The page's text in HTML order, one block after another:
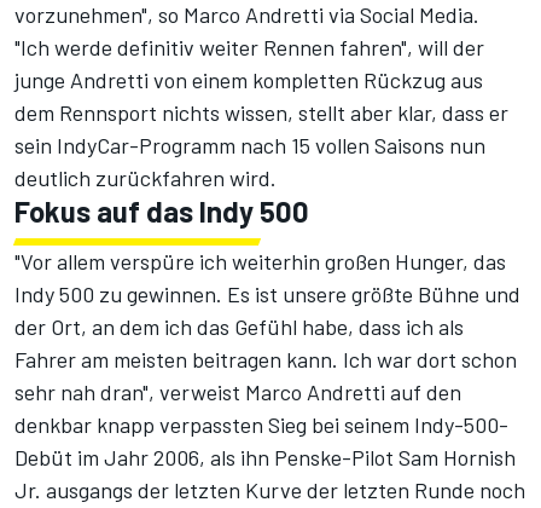
vorzunehmen", so Marco Andretti via Social Media.
"Ich werde definitiv weiter Rennen fahren", will der
junge Andretti von einem kompletten Rückzug aus
dem Rennsport nichts wissen, stellt aber klar, dass er
sein IndyCar-Programm nach 15 vollen Saisons nun
deutlich zurückfahren wird.
Fokus auf das Indy 500
"Vor allem verspüre ich weiterhin großen Hunger, das
Indy 500 zu gewinnen. Es ist unsere größte Bühne und
der Ort, an dem ich das Gefühl habe, dass ich als
Fahrer am meisten beitragen kann. Ich war dort schon
sehr nah dran", verweist Marco Andretti auf den
denkbar knapp verpassten Sieg bei seinem Indy-500-
Debüt im Jahr 2006, als ihn Penske-Pilot Sam Hornish
Jr. ausgangs der letzten Kurve der letzten Runde noch